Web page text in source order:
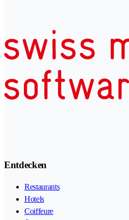
Entdecken
Restaurants
Hotels
Coiffeure